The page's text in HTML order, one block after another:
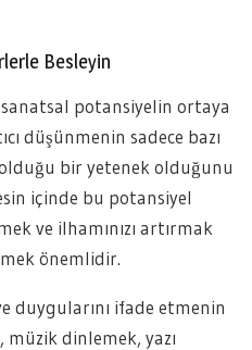
Besleyin
sanatsal potansiyelin ortaya
düşünmenin sadece bazı
bir yetenek olduğunu
içinde bu potansiyel
ve ilhamınızı artırmak
önemlidir.
duygularını ifade etmenin
dinlemek, yazı